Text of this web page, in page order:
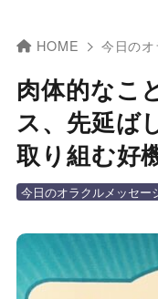
HOME 今日の
肉体的なこ
ス、先延ば
取り組む好
今日のオラクルメッセー